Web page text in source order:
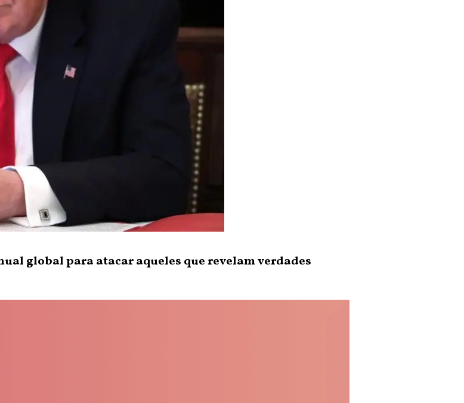
global para atacar aqueles que revelam verdades